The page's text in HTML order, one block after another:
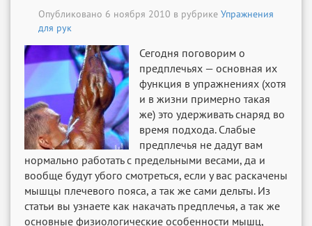
Опубликовано 6 ноября 2010 в рубрике Упражнения
для рук
Сегодня поговорим о
предплечьях — основная их
функция в упражнениях (хотя
и в жизни примерно такая
же) это удерживать снаряд во
время подхода. Слабые
предплечья не дадут вам
нормально работать с предельными весами, да и
вообще будут убого смотреться, если у вас раскачены
мышцы плечевого пояса, а так же сами дельты. Из
статьи вы узнаете как накачать предплечья, а так же
основные физиологические особенности мышц,